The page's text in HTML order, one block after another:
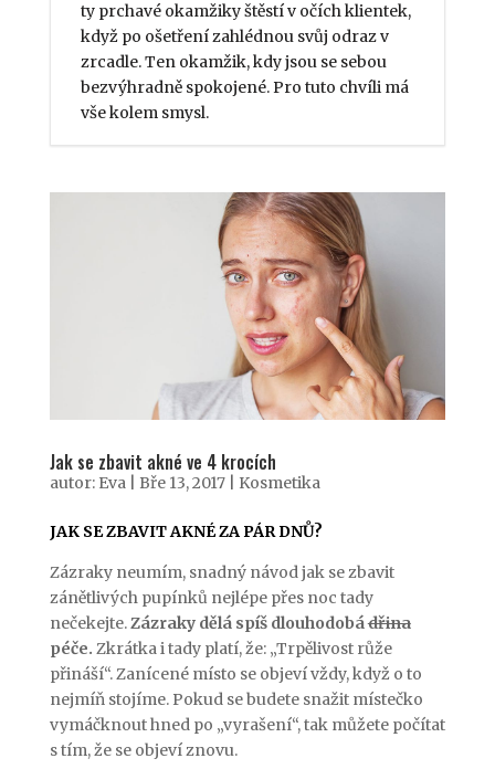
ty prchavé okamžiky štěstí v očích klientek,
když po ošetření zahlédnou svůj odraz v
zrcadle. Ten okamžik, kdy jsou se sebou
bezvýhradně spokojené. Pro tuto chvíli má
vše kolem smysl.
Jak se zbavit akné ve 4 krocích
autor: Eva| Bře 13, 2017| Kosmetika
JAK SE ZBAVIT AKNÉ ZA PÁR DNŮ?
Zázraky neumím, snadný návod jak se zbavit
zánětlivých pupínků nejlépe přes noc tady
nečekejte.Zázraky dělá spíš dlouhodobádřina
péče. Zkrátka i tady platí, že: „Trpělivost růže
přináší“. Zanícené místo se objeví vždy, když o to
nejmíň stojíme. Pokud se budete snažit místečko
vymáčknout hned po „vyrašení“, tak můžete počítat
s tím, že se objeví znovu.